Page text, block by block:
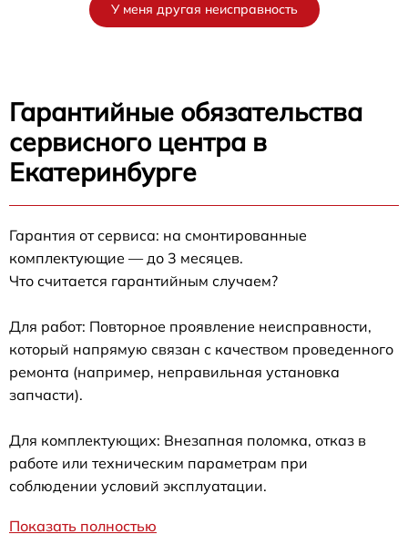
У меня другая неисправность
Гарантийные обязательства
сервисного центра в
Екатеринбурге
Гарантия от сервиса: на смонтированные
комплектующие — до 3 месяцев.
Что считается гарантийным случаем?
Для работ: Повторное проявление неисправности,
который напрямую связан с качеством проведенного
ремонта (например, неправильная установка
запчасти).
Для комплектующих: Внезапная поломка, отказ в
работе или техническим параметрам при
соблюдении условий эксплуатации.
Показать полностью